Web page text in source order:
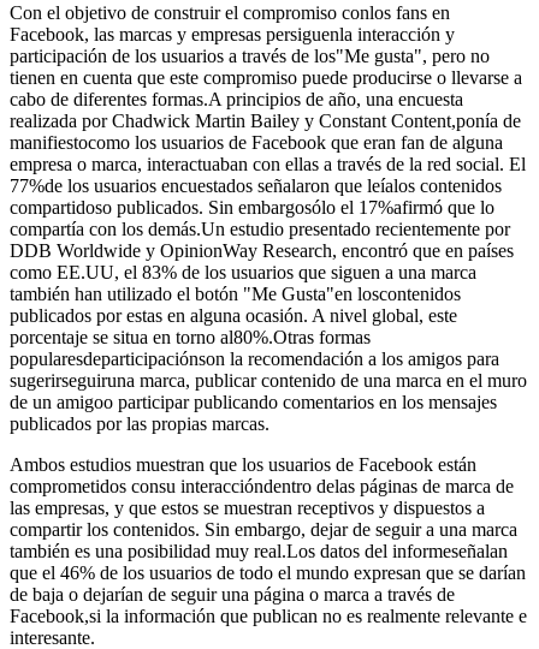
Con el objetivo de construir el compromiso conlos fans en
Facebook, las marcas y empresas persiguenla interacción y
participación de los usuarios a través de los"Me gusta", pero no
tienen en cuenta que este compromiso puede producirse o llevarse a
cabo de diferentes formas.A principios de año, una encuesta
realizada por Chadwick Martin Bailey y Constant Content,ponía de
manifiestocomo los usuarios de Facebook que eran fan de alguna
empresa o marca, interactuaban con ellas a través de la red social. El
77%de los usuarios encuestados señalaron que leíalos contenidos
compartidoso publicados. Sin embargosólo el 17%afirmó que lo
compartía con los demás.Un estudio presentado recientemente por
DDB Worldwide y OpinionWay Research, encontró que en países
como EE.UU, el 83% de los usuarios que siguen a una marca
también han utilizado el botón "Me Gusta"en loscontenidos
publicados por estas en alguna ocasión. A nivel global, este
porcentaje se situa en torno al80%.Otras formas
popularesdeparticipaciónson la recomendación a los amigos para
sugerirseguiruna marca, publicar contenido de una marca en el muro
de un amigoo participar publicando comentarios en los mensajes
publicados por las propias marcas.
Ambos estudios muestran que los usuarios de Facebook están
comprometidos consu interaccióndentro delas páginas de marca de
las empresas, y que estos se muestran receptivos y dispuestos a
compartir los contenidos. Sin embargo, dejar de seguir a una marca
también es una posibilidad muy real.Los datos del informeseñalan
que el 46% de los usuarios de todo el mundo expresan que se darían
de baja o dejarían de seguir una página o marca a través de
Facebook,si la información que publican no es realmente relevante e
interesante.